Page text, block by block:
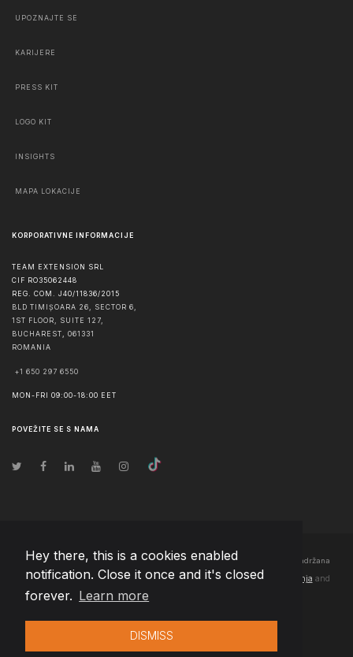
Hey there, this is a cookies enabled
notification. Close it once and it's closed
forever. Learn more
DISMISS
UPOZNAJTE SE
KARIJERE
PRESS KIT
LOGO KIT
INSIGHTS
MAPA LOKACIJE
KORPORATIVNE INFORMACIJE
TEAM EXTENSION SRL
CIF RO35062448
REG. COM. J40/11836/2015
BLD TIMIȘOARA 26, SECTOR 6,
1ST FLOOR, SUITE 127,
BUCHAREST
061331
ROMANIA
+1 650 297 6550
MON-FRI 09:00-18:00 EET
POVEŽITE SE S NAMA
© Autorska prava 2026 Team Extension Bosnia Herzegovina - Sva prava zadržana
Changelog● Korišćenjem ove stranice slažete se sa našimPravila korištenja and
Politika privatnosti